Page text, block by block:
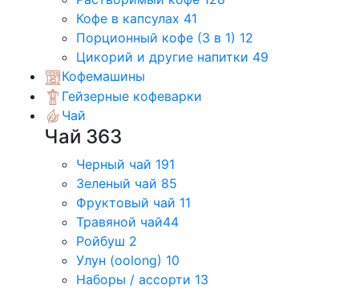
Кофе в капсулах 41
Порционный кофе (3 в 1) 12
Цикорий и другие напитки 49
Кофемашины
Гейзерные кофеварки
Чай
Чай 363
Черный чай 191
Зеленый чай 85
Фруктовый чай 11
Травяной чай44
Ройбуш 2
Улун (oolong) 10
Наборы / ассорти 13